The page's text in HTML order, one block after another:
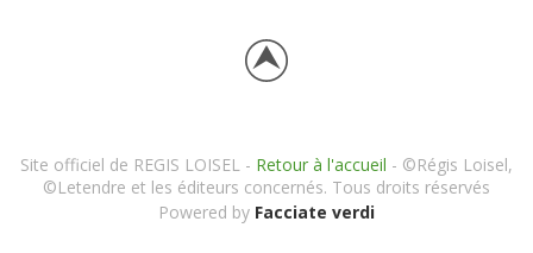
Site officiel de REGIS LOISEL - Retour à l'accueil - ©Régis Loisel,
©Letendre et les éditeurs concernés. Tous droits réservés
Powered by Facciate verdi